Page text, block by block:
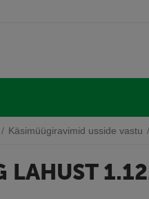
/ Käsimüügiravimid usside vastu /
Allahindlus 10%